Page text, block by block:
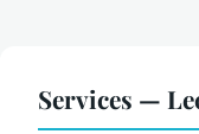
Services —